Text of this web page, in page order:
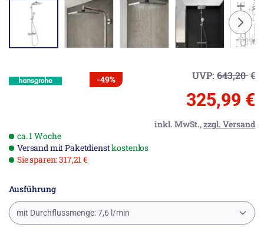
-49% UVP: 643,20€
325,99 €
inkl. MwSt.,zzgl. Versand
ca. 1 Woche
Versand mit Paketdienstkostenlos
Sie sparen: 317,21 €
Ausführung
mit Durchflussmenge: 7,6 l/min